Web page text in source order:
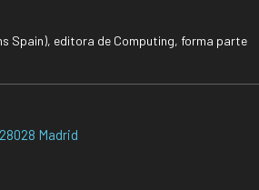
Spain), editora de Computing, forma parte
Madrid